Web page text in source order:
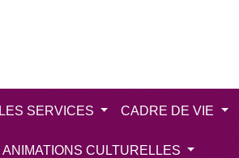
LES SERVICES CADRE DE VIE
ANIMATIONS CULTURELLES